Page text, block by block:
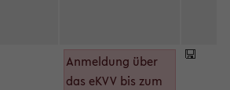
Anmeldung über
das eKVV bis zum